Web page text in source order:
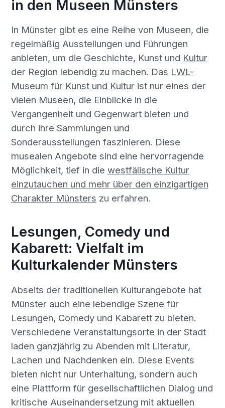
in den Museen Münsters
In Münster gibt es eine Reihe von Museen, die
regelmäßig Ausstellungen und Führungen
anbieten, um die Geschichte, Kunst und Kultur
der Region lebendig zu machen. Das LWL-
Museum für Kunst und Kulturist nur eines der
vielen Museen, die Einblicke in die
Vergangenheit und Gegenwart bieten und
durch ihre Sammlungen und
Sonderausstellungen faszinieren. Diese
musealen Angebote sind eine hervorragende
Möglichkeit, tief in die westfälische Kultur
einzutauchen und mehr über den einzigartigen
Charakter Münsters zu erfahren.
Lesungen, Comedy und
Kabarett: Vielfalt im
Kulturkalender Münsters
Abseits der traditionellen Kulturangebote hat
Münster auch eine lebendige Szene für
Lesungen, Comedy und Kabarett zu bieten.
Verschiedene Veranstaltungsorte in der Stadt
laden ganzjährig zu Abenden mit Literatur,
Lachen und Nachdenken ein. Diese Events
bieten nicht nur Unterhaltung, sondern auch
eine Plattform für gesellschaftlichen Dialog und
kritische Auseinandersetzung mit aktuellen